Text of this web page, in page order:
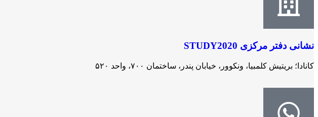
نشانی دفتر مرکزی STUDY2020
کانادا؛ بریتیش کلمبیا، ونکوور، خیابان پندر، ساختمان ۷۰۰، واحد ۵۲۰